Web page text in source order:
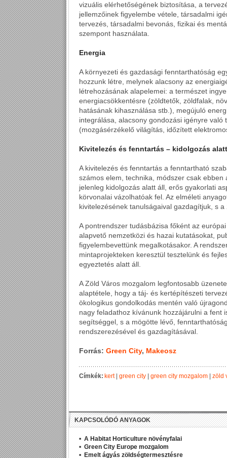
vizuális elérhetőségének biztosítása, a
jellemzőinek figyelembe vétele, társadalmi
tervezés, társadalmi bevonás, fizikai és
szempont használata.
Energia
A környezeti és gazdasági fenntarthatóság
hozzunk létre, melynek alacsony az
létrehozásának alapelemei: a természet
energiacsökkentésre (zöldtetők, zöldfalak,
hatásának kihasználása stb.), megújuló
integrálása, alacsony gondozási igényre
(mozgásérzékelő világítás, időzített
Kivitelezés és fenntartás – kidolgozás alatt
A kivitelezés és fenntartás a fenntartható
számos elem, technika, módszer csak
jelenleg kidolgozás alatt áll, erős gyakorlati
körvonalai vázolhatóak fel. Az elméleti
kivitelezésének tanulságaival gazdagítjuk, s
A pontrendszer tudásbázisa főként az
alapvető nemzetközi és hazai kutatásokat,
figyelembevettünk megalkotásakor. A
mintaprojekteken keresztül tesztelünk és
egyeztetés alatt áll.
A Zöld Város mozgalom legfontosabb
alaptétele, hogy a táj- és kertépítészeti
ökologikus gondolkodás mentén való
nagy feladathoz kívánunk hozzájárulni a fent
segítséggel, s a mögötte lévő,
rendszerezésével és gazdagításával.
Forrás: Green City, Makeosz
Címkék: kert| green city green city mozgalom zöld
KAPCSOLÓDÓ ANYAGOK
A Habitat Horticulture növényfalai
Green City Europe mozgalom
Emelt ágyás zöldségtermesztésre